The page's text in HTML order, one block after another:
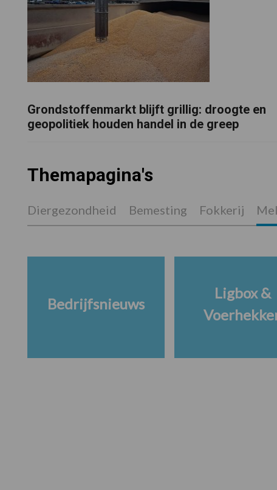
Grondstoffenmarkt blijft grillig: droogte en
geopolitiek houden handel in de greep
Themapagina's
Diergezondheid Bemesting Fokkerij
Bedrijfsnieuws
Ligbox &